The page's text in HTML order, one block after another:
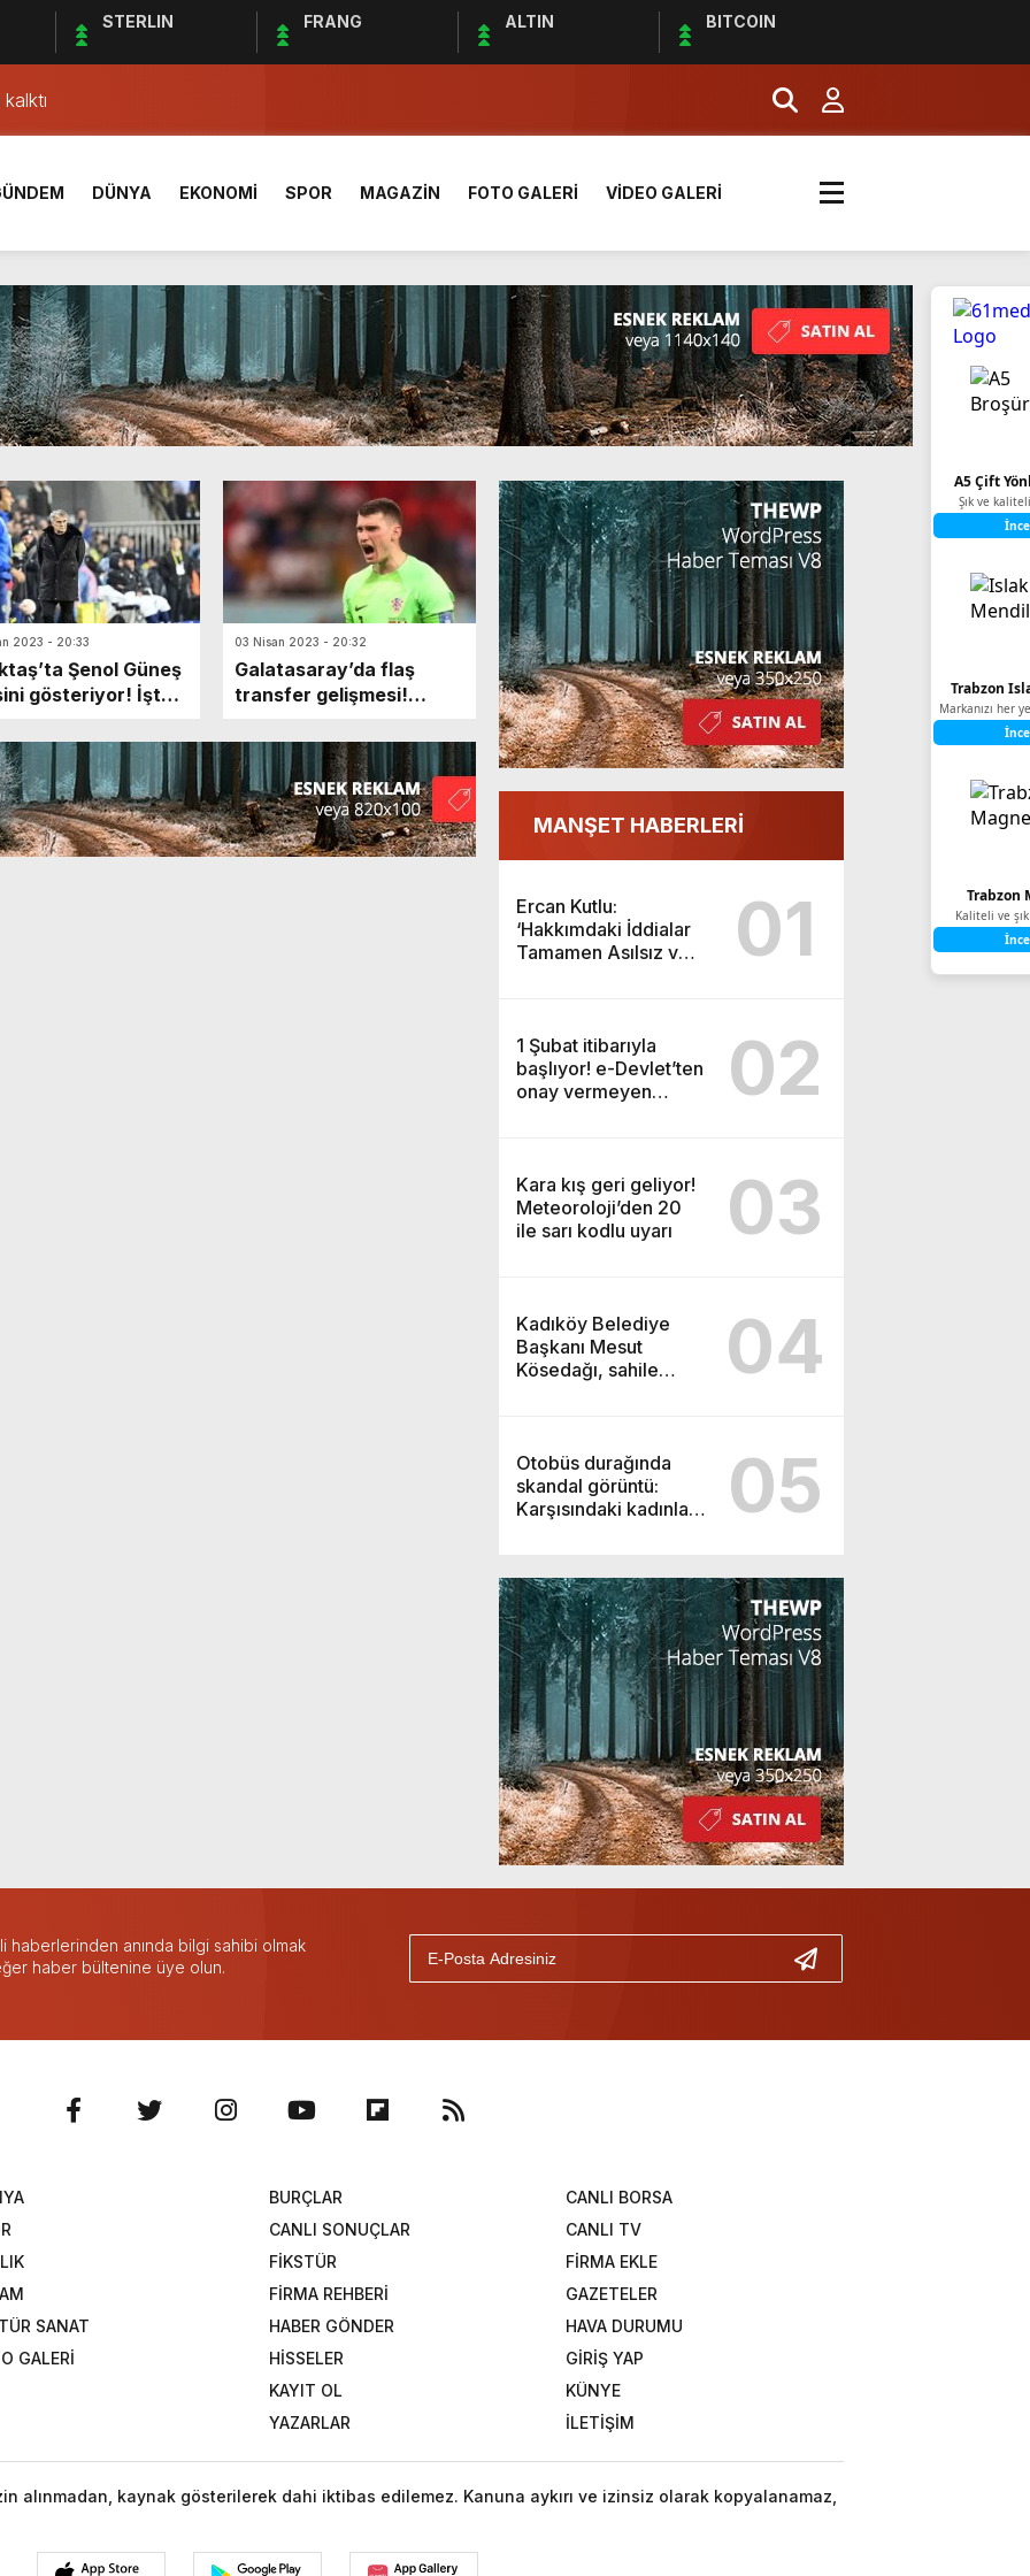
A5 Çift
Şık ve
Trabzon
Markanızı her
Trabzon
Kaliteli ve
STERLIN FRANG ALTIN BITCOIN
ÖZET
Yeme, içme ve konaklama sektörü hareketlendi
”Kleopatra” kavgası
uydusu 2024’te fırlatılacak
bini aştı
sivil hayatını kaybetti
Kurulu Başkanı Ahmet Bolat kaç yaşında ve nereli?
ne zaman, saat kaçta ve hangi kanalda canlı yayınlanacak? | Euro 2024 Elemeleri
ÖZET
Yeme, içme ve konaklama sektörü hareketlendi
DÜNYA EKONOMİ SPOR MAGAZİN FOTO GALERİ VİDEO GALERİ
2023 - 20:33
Şenol Güneş
gösteriyor! İşte o
03 Nisan 2023 - 20:32
Galatasaray’da flaş
transfer gelişmesi!
transfer açıklaması
MANŞET HABERLERİ
Ercan Kutlu:
‘Hakkımdaki İddialar
Tamamen Asılsız ve
01
1 Şubat itibarıyla
başlıyor! e-Devlet’ten
onay vermeyen
02
Kara kış geri geliyor!
Meteoroloji’den 20
ile sarı kodlu uyarı
03
Kadıköy Belediye
Başkanı Mesut
Kösedağı, sahile
04
Otobüs durağında
skandal görüntü:
Karşısındaki kadınlara
05
haberlerinden anında bilgi sahibi olmak
haber bültenine üye olun.
SANAT
GALERİ
BURÇLAR
CANLI BORSA
CANLI SONUÇLAR
CANLI TV
FİKSTÜR
FİRMA EKLE
FİRMA REHBERİ
GAZETELER
HABER GÖNDER
HAVA DURUMU
HİSSELER
GİRİŞ YAP
KAYIT OL
KÜNYE
YAZARLAR
İLETİŞİM
alınmadan, kaynak gösterilerek dahi iktibas edilemez. Kanuna aykırı ve izinsiz olarak kopyalanamaz,